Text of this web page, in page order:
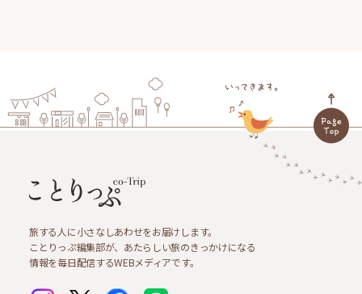
旅する人に小さなしあわせをお届けします。
ことりっぷ編集部が、あたらしい旅のきっかけになる
情報を毎日配信するWEBメディアです。